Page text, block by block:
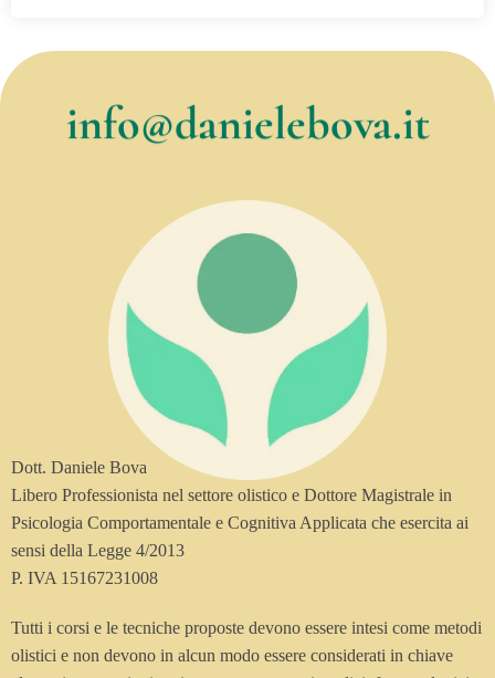
info@danielebova.it
Dott. Daniele Bova
Libero Professionista nel settore olistico e Dottore Magistrale in
Psicologia Comportamentale e Cognitiva Applicata che esercita ai
sensi della Legge 4/2013
P. IVA 15167231008
Tutti i corsi e le tecniche proposte devono essere intesi come metodi
olistici e non devono in alcun modo essere considerati in chiave